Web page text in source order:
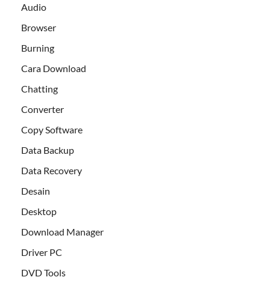
Audio
Browser
Burning
Cara Download
Chatting
Converter
Copy Software
Data Backup
Data Recovery
Desain
Desktop
Download Manager
Driver PC
DVD Tools